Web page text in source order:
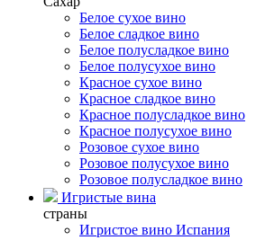
Белое сухое вино
Белое сладкое вино
Белое полусладкое вино
Белое полусухое вино
Красное сухое вино
Красное сладкое вино
Красное полусладкое вино
Красное полусухое вино
Розовое сухое вино
Розовое полусухое вино
Розовое полусладкое вино
Игристые вина
страны
Игристое вино Испания